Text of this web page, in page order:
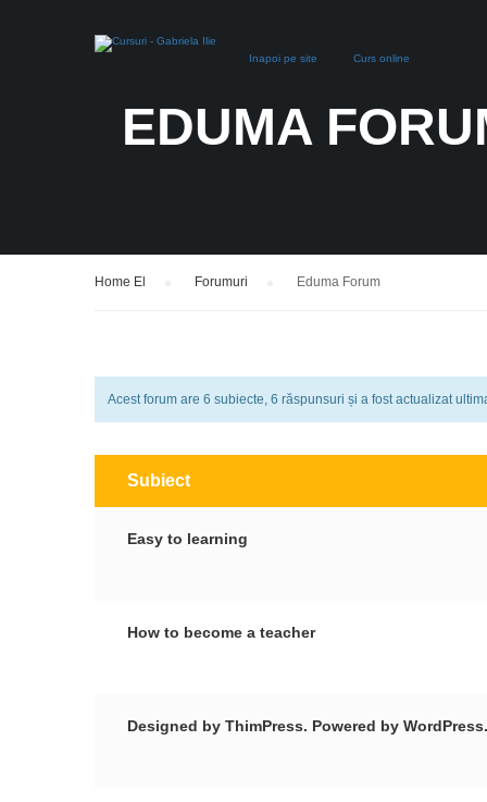
Inapoi pe site Curs online
EDUMA
Home El Forumuri Eduma Forum
Acest forum are 6 subiecte, 6 răspunsuri și a fost actualizat
Subiect
Easy to learning
How to become a teacher
Designed by ThimPress. Powered by WordPress.